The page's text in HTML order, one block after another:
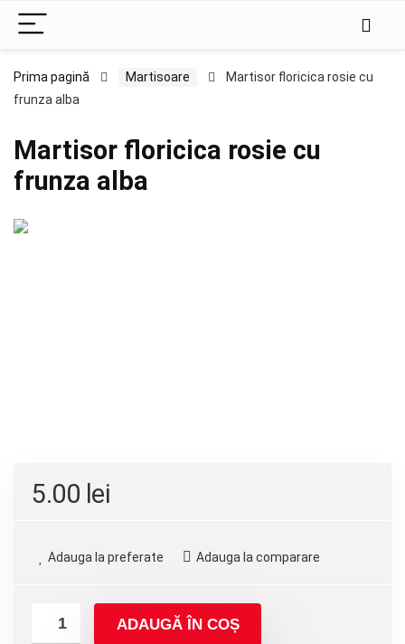
Prima pagină Martisoare
Martisor floricica rosie cu
frunza alba
Martisor floricica rosie cu
frunza alba
5.00 lei
Adauga la preferate Adauga la comparare
ADAUGĂ ÎN COȘ